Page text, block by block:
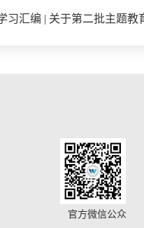
习汇编 | 关于第二批主题
官方微信公众